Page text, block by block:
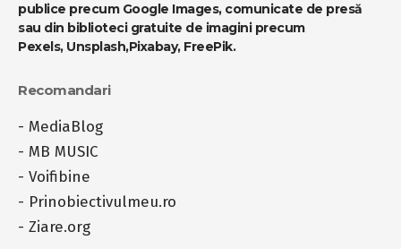
publice precum Google Images, comunicate de presă
sau din biblioteci gratuite de imagini precum
Pexels, Unsplash,Pixabay, FreePik.
Recomandari
- MediaBlog
- MB MUSIC
- Voifibine
- Prinobiectivulmeu.ro
- Ziare.org